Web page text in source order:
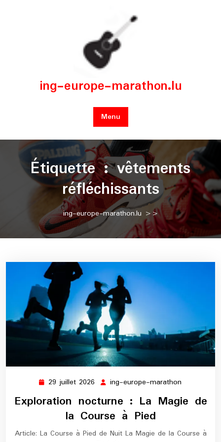
ing-europe-marathon.lu
Menu
Étiquette :vêtements
réfléchissants
ing-europe-marathon.lu >>
29 juillet 2026 29
juillet
2026
ing-europe-marathon
europe-
marathon
Exploration nocturne : La Magie de
la Course à Pied
Article: La Course à Pied de Nuit La Magie de la Course à